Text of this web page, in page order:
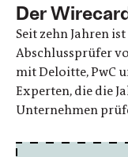
Der
Seit zehn Jahren
Abschlussprüfer
mit Deloitte, PwC
Experten, die die
Unternehmen